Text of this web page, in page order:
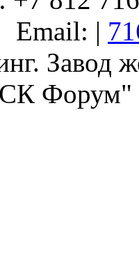
Email: |
Завод
Форум"